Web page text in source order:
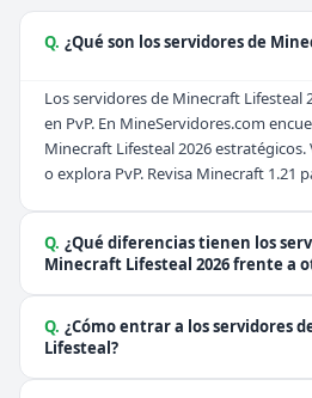
Q. ¿Qué son los servidores de
Los servidores de Minecraft Lifesteal
en PvP. En MineServidores.com
Minecraft Lifesteal 2026 estratégicos.
o explora PvP. Revisa Minecraft 1.21
Q. ¿Qué diferencias tienen los
Minecraft Lifesteal 2026 frente a
Q. ¿Cómo entrar a los servidores
Lifesteal?